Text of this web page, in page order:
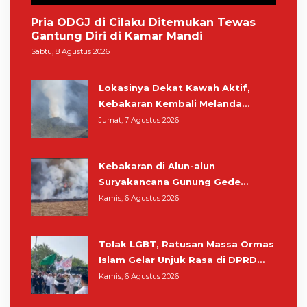
Pria ODGJ di Cilaku Ditemukan Tewas
Gantung Diri di Kamar Mandi
Sabtu, 8 Agustus 2026
Lokasinya Dekat Kawah Aktif,
Kebakaran Kembali Melanda
Kawasan Gunung Gede Pangrango
Jumat, 7 Agustus 2026
Kebakaran di Alun-alun
Suryakancana Gunung Gede
Pangrango, Relawan dan Warga
Kamis, 6 Agustus 2026
Tolak LGBT, Ratusan Massa Ormas
Islam Gelar Unjuk Rasa di DPRD
Cianjur
Kamis, 6 Agustus 2026